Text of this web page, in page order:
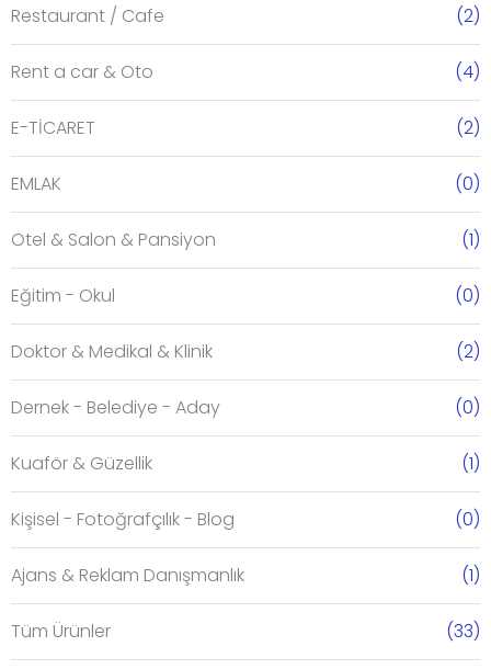
Restaurant / Cafe (2)
Rent a car & Oto (4)
E-TİCARET (2)
EMLAK (0)
Otel & Salon & Pansiyon (1)
Eğitim - Okul (0)
Doktor & Medikal & Klinik (2)
Dernek - Belediye - Aday (0)
Kuaför & Güzellik (1)
Kişisel - Fotoğrafçılık - Blog (0)
Ajans & Reklam Danışmanlık (1)
Tüm Ürünler (33)